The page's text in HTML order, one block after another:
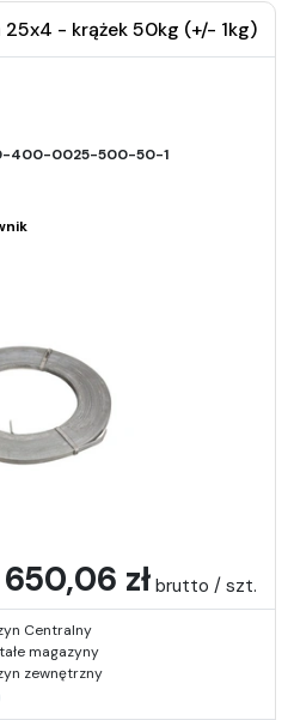
- krążek 50kg (+/- 1kg)
400-0025-500-50-1
650,06 zł brutto / szt.
Centralny
magazyny
zewnętrzny